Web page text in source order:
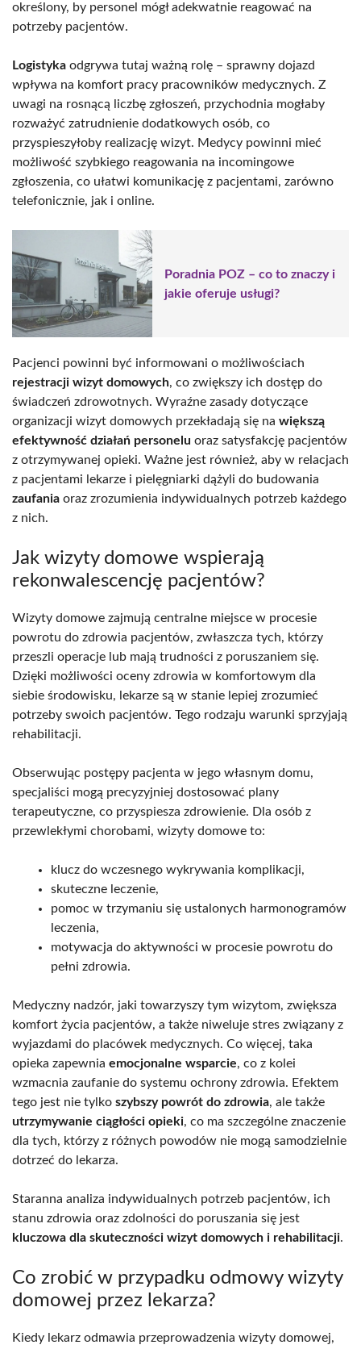
określony, by personel mógł adekwatnie reagować na
potrzeby pacjentów.
Logistyka odgrywa tutaj ważną rolę – sprawny dojazd
wpływa na komfort pracy pracowników medycznych. Z
uwagi na rosnącą liczbę zgłoszeń, przychodnia mogłaby
rozważyć zatrudnienie dodatkowych osób, co
przyspieszyłoby realizację wizyt. Medycy powinni mieć
możliwość szybkiego reagowania na incomingowe
zgłoszenia, co ułatwi komunikację z pacjentami, zarówno
telefonicznie, jak i online.
Poradnia POZ – co to znaczy i
jakie oferuje usługi?
Pacjenci powinni być informowani o możliwościach
rejestracji wizyt domowych, co zwiększy ich dostęp do
świadczeń zdrowotnych. Wyraźne zasady dotyczące
organizacji wizyt domowych przekładają się na większą
efektywność działań personelu oraz satysfakcję pacjentów
z otrzymywanej opieki. Ważne jest również, aby w relacjach
z pacjentami lekarze i pielęgniarki dążyli do budowania
zaufania oraz zrozumienia indywidualnych potrzeb każdego
z nich.
Jak wizyty domowe wspierają
rekonwalescencję pacjentów?
Wizyty domowe zajmują centralne miejsce w procesie
powrotu do zdrowia pacjentów, zwłaszcza tych, którzy
przeszli operacje lub mają trudności z poruszaniem się.
Dzięki możliwości oceny zdrowia w komfortowym dla
siebie środowisku, lekarze są w stanie lepiej zrozumieć
potrzeby swoich pacjentów. Tego rodzaju warunki sprzyjają
rehabilitacji.
Obserwując postępy pacjenta w jego własnym domu,
specjaliści mogą precyzyjniej dostosować plany
terapeutyczne, co przyspiesza zdrowienie. Dla osób z
przewlekłymi chorobami, wizyty domowe to:
klucz do wczesnego wykrywania komplikacji,
skuteczne leczenie,
pomoc w trzymaniu się ustalonych harmonogramów
leczenia,
motywacja do aktywności w procesie powrotu do
pełni zdrowia.
Medyczny nadzór, jaki towarzyszy tym wizytom, zwiększa
komfort życia pacjentów, a także niweluje stres związany z
wyjazdami do placówek medycznych. Co więcej, taka
opieka zapewnia emocjonalne wsparcie, co z kolei
wzmacnia zaufanie do systemu ochrony zdrowia. Efektem
tego jest nie tylko szybszy powrót do zdrowia, ale także
utrzymywanie ciągłości opieki, co ma szczególne znaczenie
dla tych, którzy z różnych powodów nie mogą samodzielnie
dotrzeć do lekarza.
Staranna analiza indywidualnych potrzeb pacjentów, ich
stanu zdrowia oraz zdolności do poruszania się jest
kluczowa dla skuteczności wizyt domowych i rehabilitacji.
Co zrobić w przypadku odmowy wizyty
domowej przez lekarza?
Kiedy lekarz odmawia przeprowadzenia wizyty domowej,